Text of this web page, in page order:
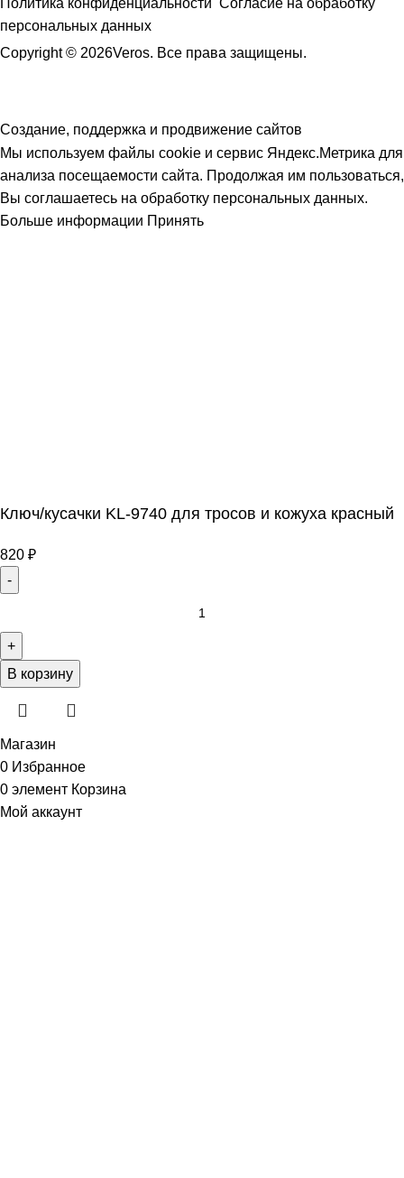
Политика конфиденциальности Согласие на обработку
персональных данных
Copyright © 2026Veros. Все права защищены.
Создание, поддержка и продвижение сайтов
Мы используем файлы cookie и сервис Яндекс.Метрика для
анализа посещаемости сайта. Продолжая им пользоваться,
Вы соглашаетесь на обработку персональных данных.
Больше информации Принять
Ключ/кусачки KL-9740 для тросов и кожуха красный
820 ₽
В корзину
Магазин
0 Избранное
0 элемент Корзина
Мой аккаунт